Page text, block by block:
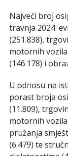
Najveći broj
travnja 2024.
(251.838),
motornih
(146.178) i
U odnosu na
porast broja
(11.809),
motornih
pružanja
(6.479) te